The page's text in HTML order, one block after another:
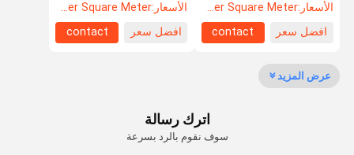
مراقبة الجودة اتصل بنا القضايا
الأسعار:US$135.8 Per Square Meter
افضل سعر
contact
الأسعار:US$105.5 Per Square Meter
افضل سعر
contact
عرض المزيد
اترك رسالة
سوف نقوم بالرد بسرعة